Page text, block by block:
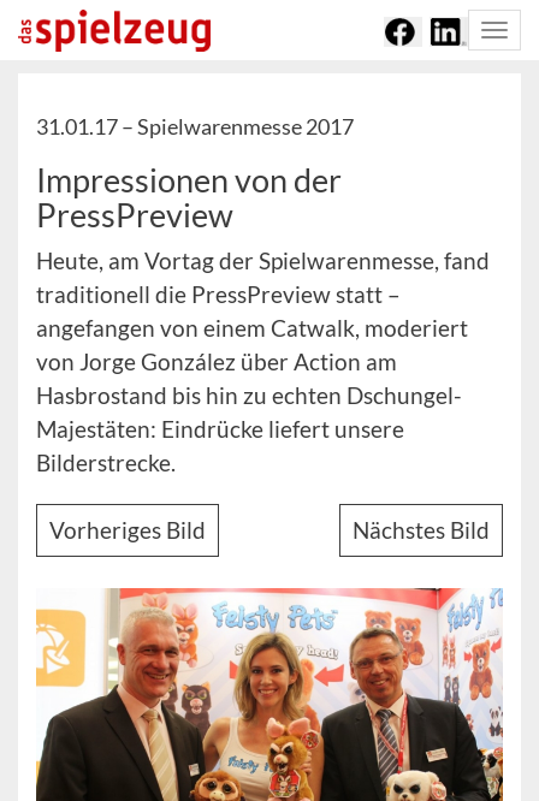
31.01.17 –Spielwarenmesse 2017
Impressionen von der
PressPreview
Heute, am Vortag der Spielwarenmesse, fand
traditionell die PressPreview statt –
angefangen von einem Catwalk, moderiert
von Jorge González über Action am
Hasbrostand bis hin zu echten Dschungel-
Majestäten: Eindrücke liefert unsere
Bilderstrecke.
Vorheriges Bild Nächstes Bild